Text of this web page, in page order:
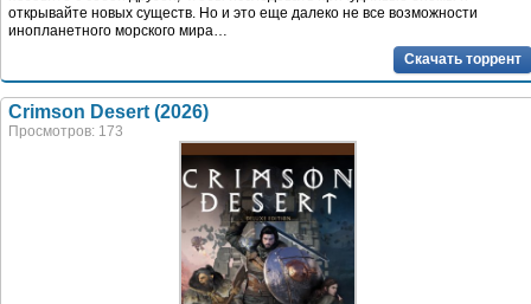
открывайте новых существ. Но и это еще далеко не все возможности
инопланетного морского мира…
Скачать торрент
Crimson Desert (2026)
Просмотров: 173